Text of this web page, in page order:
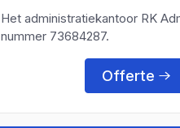
Het administratiekantoor RK
nummer 73684287.
Offerte